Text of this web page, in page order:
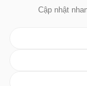
Cập nhật